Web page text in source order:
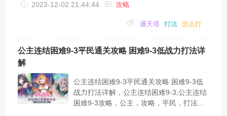
很多玩家都不清楚，接下来小编为大家带来
法讲解。通天塔是《轩辕剑：剑之源》中的
可以进行挑战了。玩家需要从第一层开始挑
本层将要挑战的对手阵容、推荐战力和本层
奖励，...
2023-12-02 21:44:44 攻略
通天塔 打法 怎么打
公主连结困难9-3平民通关攻略 困难9-3低战力打法详
解
公主连结困难9-3平民通关攻略 困难9-3低
战力打法详解，公主连结困难9-3,公主连结
困难9-3攻略，公主，攻略，平民，打法，